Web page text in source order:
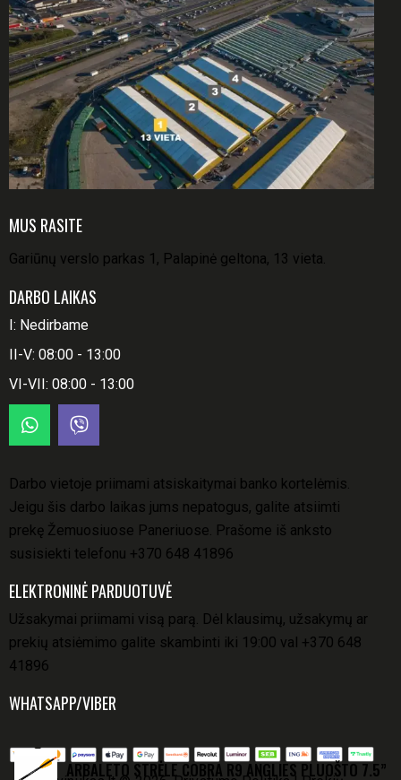
MUS RASITE
Gariūnų verslo parkas 1, Palapinė geltona, 13 vieta.
DARBO LAIKAS
I: Nedirbame
II-V: 08:00 - 13:00
VI-VII: 08:00 - 13:00
Darbo vietoje priimami atsiskaitymai banko kortelėmis.
Jeigu šis darbo laikas jums nepatogus, galite atsiimti
prekę Žemuosiuose Paneriuose. Prašome iš anksto
susisiekti telefonu +370 648 41896
ELEKTRONINĖ PARDUOTUVĖ
Užsakymai priimami visą parą. Dėl klausimų, užsakymų ar
prekių atsiėmimo galite skambinti iki 19:00 val +370 648
41896
WHATSAPP/VIBER
ARBALETO STRĖLE COBRA R9 ANGLIES PLUOŠTO 7.5”